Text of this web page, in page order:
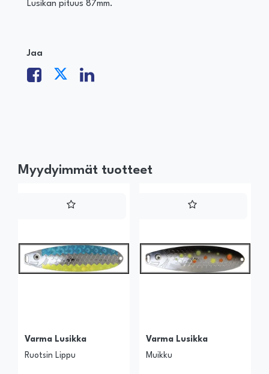
Lusikan pituus 87mm.
Jaa
Myydyimmät tuotteet
Varma Lusikka
Ruotsin Lippu
Varma Lusikka
Muikku